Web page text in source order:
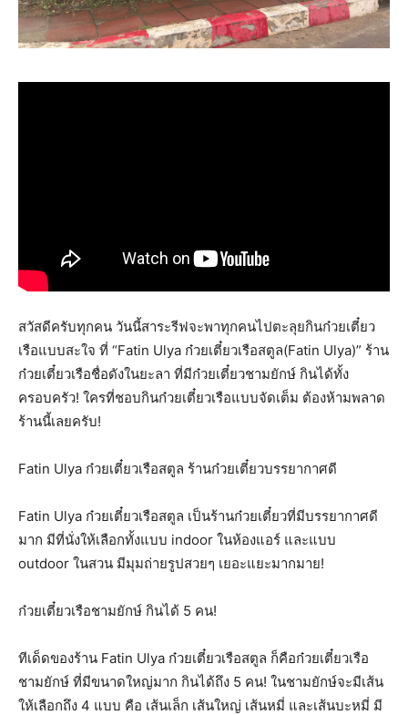
สวัสดีครับทุกคน วันนี้สาระรีฟจะพาทุกคนไปตะลุยกินก๋วยเตี๋ยว
เรือแบบสะใจ ที่ “Fatin Ulya ก๋วยเตี๋ยวเรือสตูล(Fatin Ulya)” ร้าน
ก๋วยเตี๋ยวเรือชื่อดังในยะลา ที่มีก๋วยเตี๋ยวชามยักษ์ กินได้ทั้ง
ครอบครัว! ใครที่ชอบกินก๋วยเตี๋ยวเรือแบบจัดเต็ม ต้องห้ามพลาด
ร้านนี้เลยครับ!
Fatin Ulya ก๋วยเตี๋ยวเรือสตูล ร้านก๋วยเตี๋ยวบรรยากาศดี
Fatin Ulya ก๋วยเตี๋ยวเรือสตูล เป็นร้านก๋วยเตี๋ยวที่มีบรรยากาศดี
มาก มีที่นั่งให้เลือกทั้งแบบ indoor ในห้องแอร์ และแบบ
outdoor ในสวน มีมุมถ่ายรูปสวยๆ เยอะแยะมากมาย!
ก๋วยเตี๋ยวเรือชามยักษ์ กินได้ 5 คน!
ทีเด็ดของร้าน Fatin Ulya ก๋วยเตี๋ยวเรือสตูล ก็คือก๋วยเตี๋ยวเรือ
ชามยักษ์ ที่มีขนาดใหญ่มาก กินได้ถึง 5 คน! ในชามยักษ์จะมีเส้น
ให้เลือกถึง 4 แบบ คือ เส้นเล็ก เส้นใหญ่ เส้นหมี่ และเส้นบะหมี่ มี